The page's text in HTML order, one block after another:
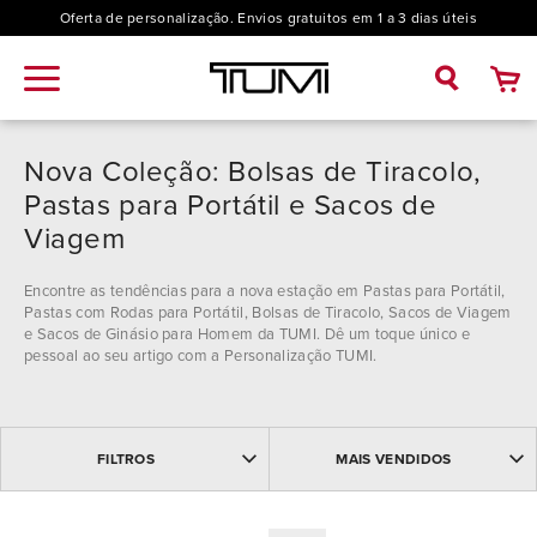
Oferta de personalização. Envios gratuitos em 1 a 3 dias úteis
Nova Coleção: Bolsas de Tiracolo,
Pastas para Portátil e Sacos de
Viagem
Encontre as tendências para a nova estação em Pastas para Portátil,
Pastas com Rodas para Portátil, Bolsas de Tiracolo, Sacos de Viagem
e Sacos de Ginásio para Homem da TUMI. Dê um toque único e
pessoal ao seu artigo com a Personalização TUMI.
FILTROS
Coleção MAIS VENDIDOS
MAIS RECENTES
NOME: ASCENDENTE